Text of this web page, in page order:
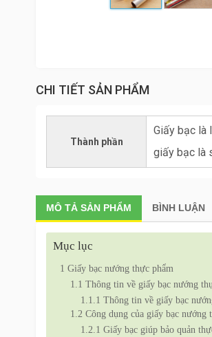
CHI TIẾT SẢN PHẨM
Thành phần
Giấy bạc là
giấy bạc là
MÔ TẢ SẢN PHẨM BÌNH LUẬN
Mục lục
1 Giấy bạc nướng thực phẩm
1.1 Thông tin về giấy bạc nướng
1.1.1 Thông tin về giấy bạc
1.2 Công dụng của giấy bạc nướng
1.2.1 Giấy bạc giúp bảo quản